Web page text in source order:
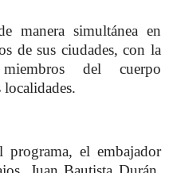
manera simultánea en
de sus ciudades, con la
del cuerpo
localidades.
el embajador